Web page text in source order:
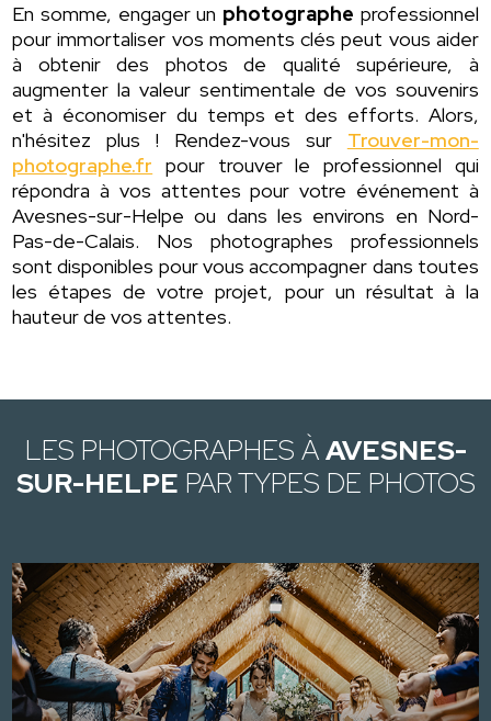
En somme, engager un photographe professionnel
pour immortaliser vos moments clés peut vous aider
à obtenir des photos de qualité supérieure, à
augmenter la valeur sentimentale de vos souvenirs
et à économiser du temps et des efforts. Alors,
n'hésitez plus ! Rendez-vous sur Trouver-mon-
photographe.fr pour trouver le professionnel qui
répondra à vos attentes pour votre événement à
Avesnes-sur-Helpe ou dans les environs en Nord-
Pas-de-Calais. Nos photographes professionnels
sont disponibles pour vous accompagner dans toutes
les étapes de votre projet, pour un résultat à la
hauteur de vos attentes.
LES PHOTOGRAPHES ÀAVESNES-
SUR-HELPE PAR TYPES DE PHOTOS